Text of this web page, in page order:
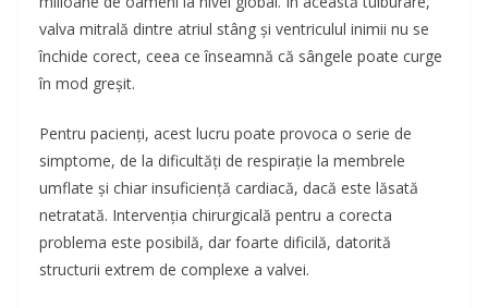
valva mitrală dintre atriul stâng și ventriculul inimii nu se
închide corect, ceea ce înseamnă că sângele poate curge
în mod greșit.
Pentru pacienți, acest lucru poate provoca o serie de
simptome, de la dificultăți de respirație la membrele
umflate și chiar insuficiență cardiacă, dacă este lăsată
netratată. Intervenția chirurgicală pentru a corecta
problema este posibilă, dar foarte dificilă, datorită
structurii extrem de complexe a valvei.